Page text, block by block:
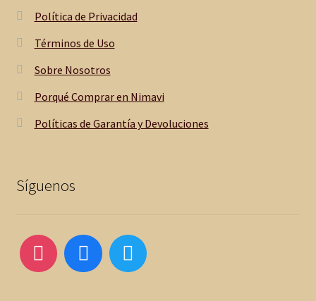
Política de Privacidad
Términos de Uso
Sobre Nosotros
Porqué Comprar en Nimavi
Políticas de Garantía y Devoluciones
Síguenos